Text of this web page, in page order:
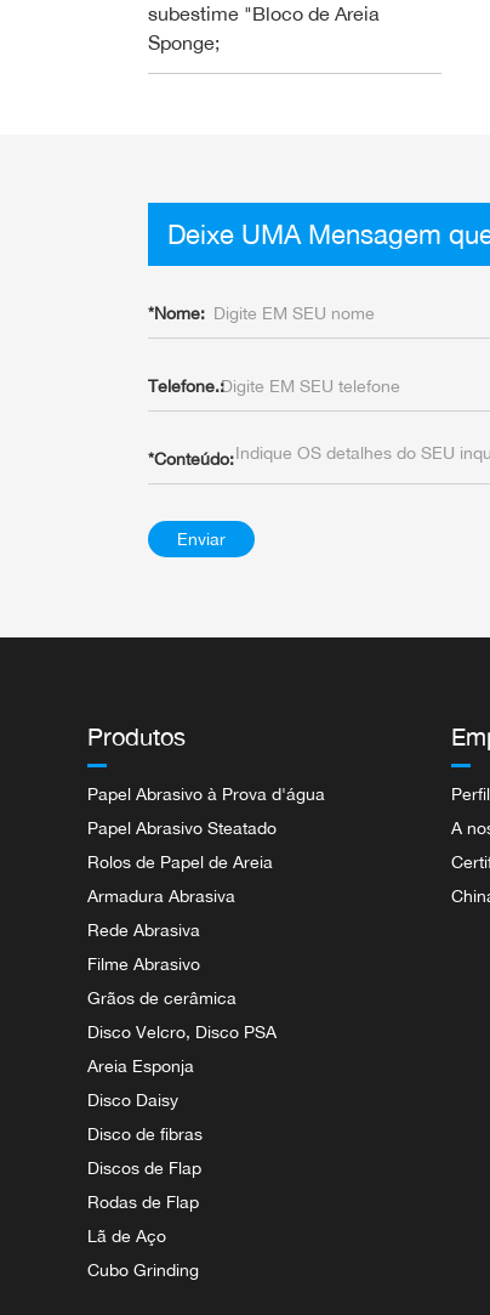
subestime "Bloco de Areia
Sponge;
Deixe UMA Mensagem
*Nome:
Telefone.:
*Conteúdo:
Enviar
Produtos
Papel Abrasivo à Prova d'água
Papel Abrasivo Steatado
Rolos de Papel de Areia
Armadura Abrasiva
Rede Abrasiva
Filme Abrasivo
Grãos de cerâmica
Disco Velcro, Disco PSA
Areia Esponja
Disco Daisy
Disco de fibras
Discos de Flap
Rodas de Flap
Lã de Aço
Cubo Grinding
A